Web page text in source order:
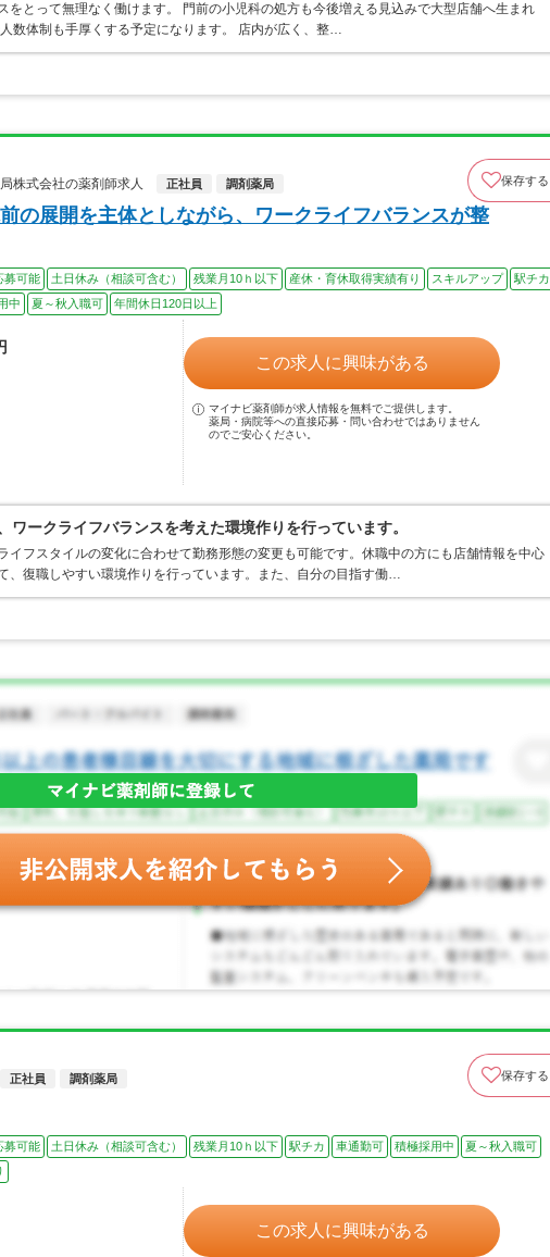
をとって無理なく働けます。 門前の小児科の処方も今後増える見込みで大型店舗へ生まれ
数体制も手厚くする予定になります。 店内が広く、整…
株式会社の薬剤師求人
正社員 調剤薬局 保存する
の展開を主体としながら、ワークライフバランスが整
募可能 土日休み（相談可含む） 残業月10ｈ以下 産休・育休取得実績有り スキルアップ
駅チカ
中 夏～秋入職可 年間休日120日以上
この求人に興味がある
マイナビ薬剤師が求人情報を無料でご提供します。
薬局・病院等への直接応募・問い合わせではありません
のでご安心ください。
ワークライフバランスを考えた環境作りを行っています。
イフスタイルの変化に合わせて勤務形態の変更も可能です。休職中の方にも店舗情報を中心
、復職しやすい環境作りを行っています。また、自分の目指す働…
正社員 調剤薬局 保存する
募可能 土日休み（相談可含む） 残業月10ｈ以下 駅チカ 車通勤可 積極採用中
夏～秋入職可
この求人に興味がある